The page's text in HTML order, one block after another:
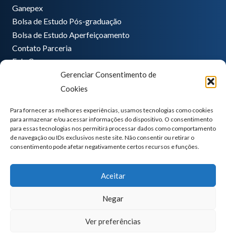
Gerenciar Consentimento de
Cookies
Para fornecer as melhores experiências, usamos tecnologias como cookies
para armazenar e/ou acessar informações do dispositivo. O consentimento
para essas tecnologias nos permitirá processar dados como comportamento
de navegação ou IDs exclusivos neste site. Não consentir ou retirar o
consentimento pode afetar negativamente certos recursos e funções.
Aceitar
Negar
Ver preferências
Ganepex
Bolsa de Estudo Pós-graduação
Bolsa de Estudo Aperfeiçoamento
Contato Parceria
Fale Conosco
informatica@ganeplar.com.br